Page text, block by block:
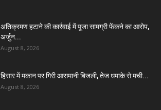
अतिक्रमण हटाने की कार्रवाई में पूजा सामग्री फेंकने का आरोप,
अर्जुन...
August 8, 2026
हिसार में मकान पर गिरी आसमानी बिजली, तेज धमाके से मची...
August 8, 2026